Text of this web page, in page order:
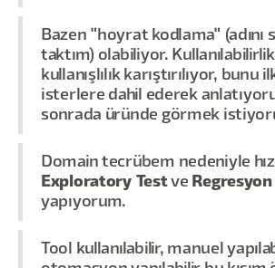
Bazen "hoyrat kodlama" (adını
taktım) olabiliyor.
kullanışlılık karıştırılıyor, bunu
isterlere dahil ederek
sonrada üründe görmek
Domain tecrübem nedeniyle
Exploratory Testve
yapıyorum.
Tool kullanılabilir, manuel